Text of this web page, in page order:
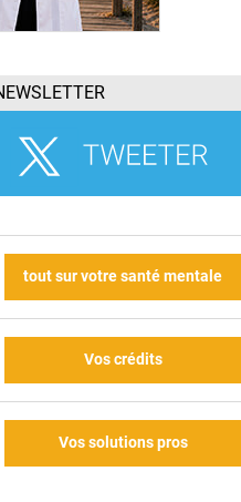
tout sur votre santé mentale
Vos crédits
Vos solutions pros